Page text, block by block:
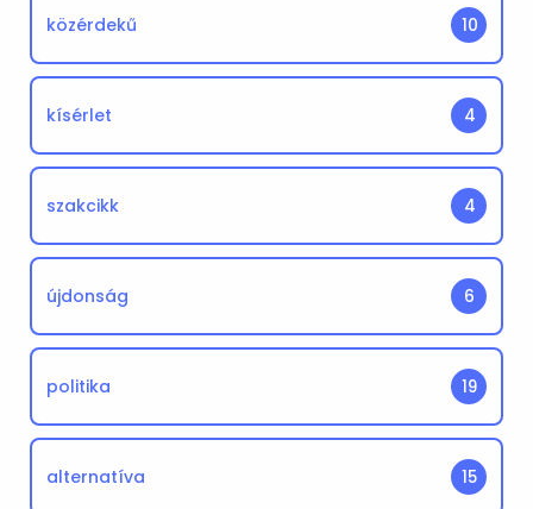
közérdekű 10
kísérlet 4
szakcikk 4
újdonság 6
politika 19
alternatíva 15